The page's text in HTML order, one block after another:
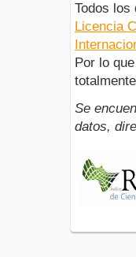
Todos los
Licencia
Por lo
Se
datos,